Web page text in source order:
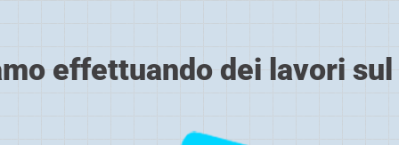
effettuando dei lavori